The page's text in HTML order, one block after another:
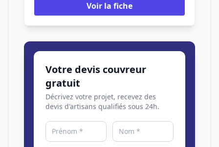
Voir la fiche
Votre devis couvreur
gratuit
Décrivez votre projet, recevez des
devis d'artisans qualifiés sous 24h.